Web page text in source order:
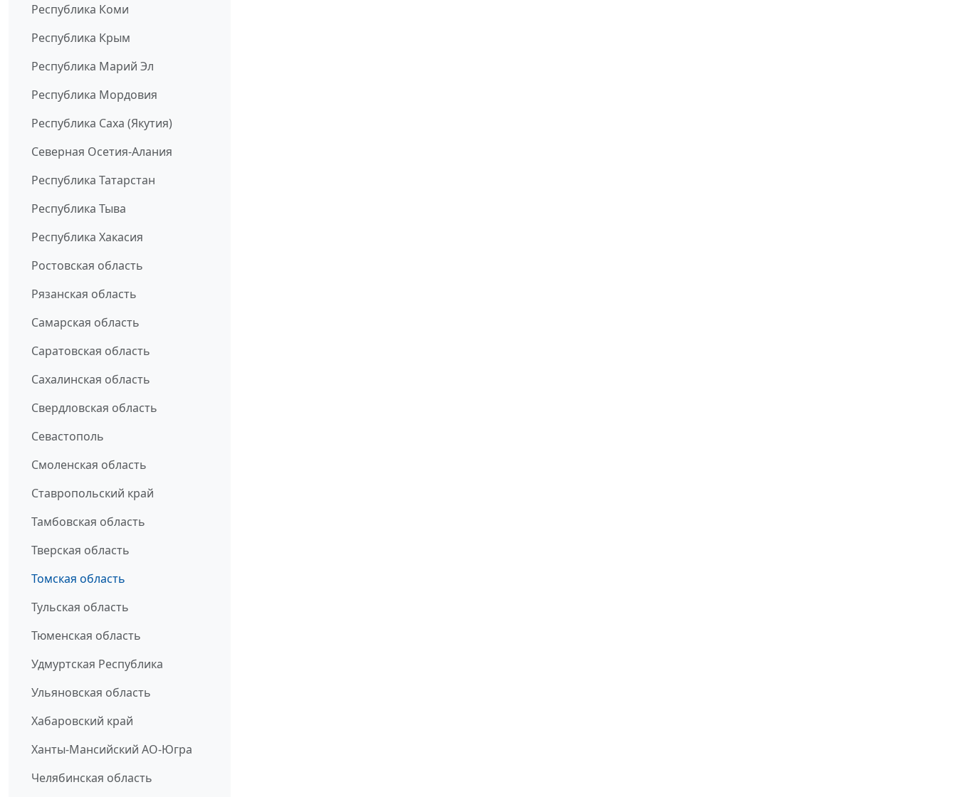
Республика Коми
Республика Крым
Республика Марий Эл
Республика Мордовия
Республика Саха (Якутия)
Северная Осетия-Алания
Республика Татарстан
Республика Тыва
Республика Хакасия
Ростовская область
Рязанская область
Самарская область
Саратовская область
Сахалинская область
Свердловская область
Севастополь
Смоленская область
Ставропольский край
Тамбовская область
Тверская область
Томская область
Тульская область
Тюменская область
Удмуртская Республика
Ульяновская область
Хабаровский край
Ханты-Мансийский АО-Югра
Челябинская область